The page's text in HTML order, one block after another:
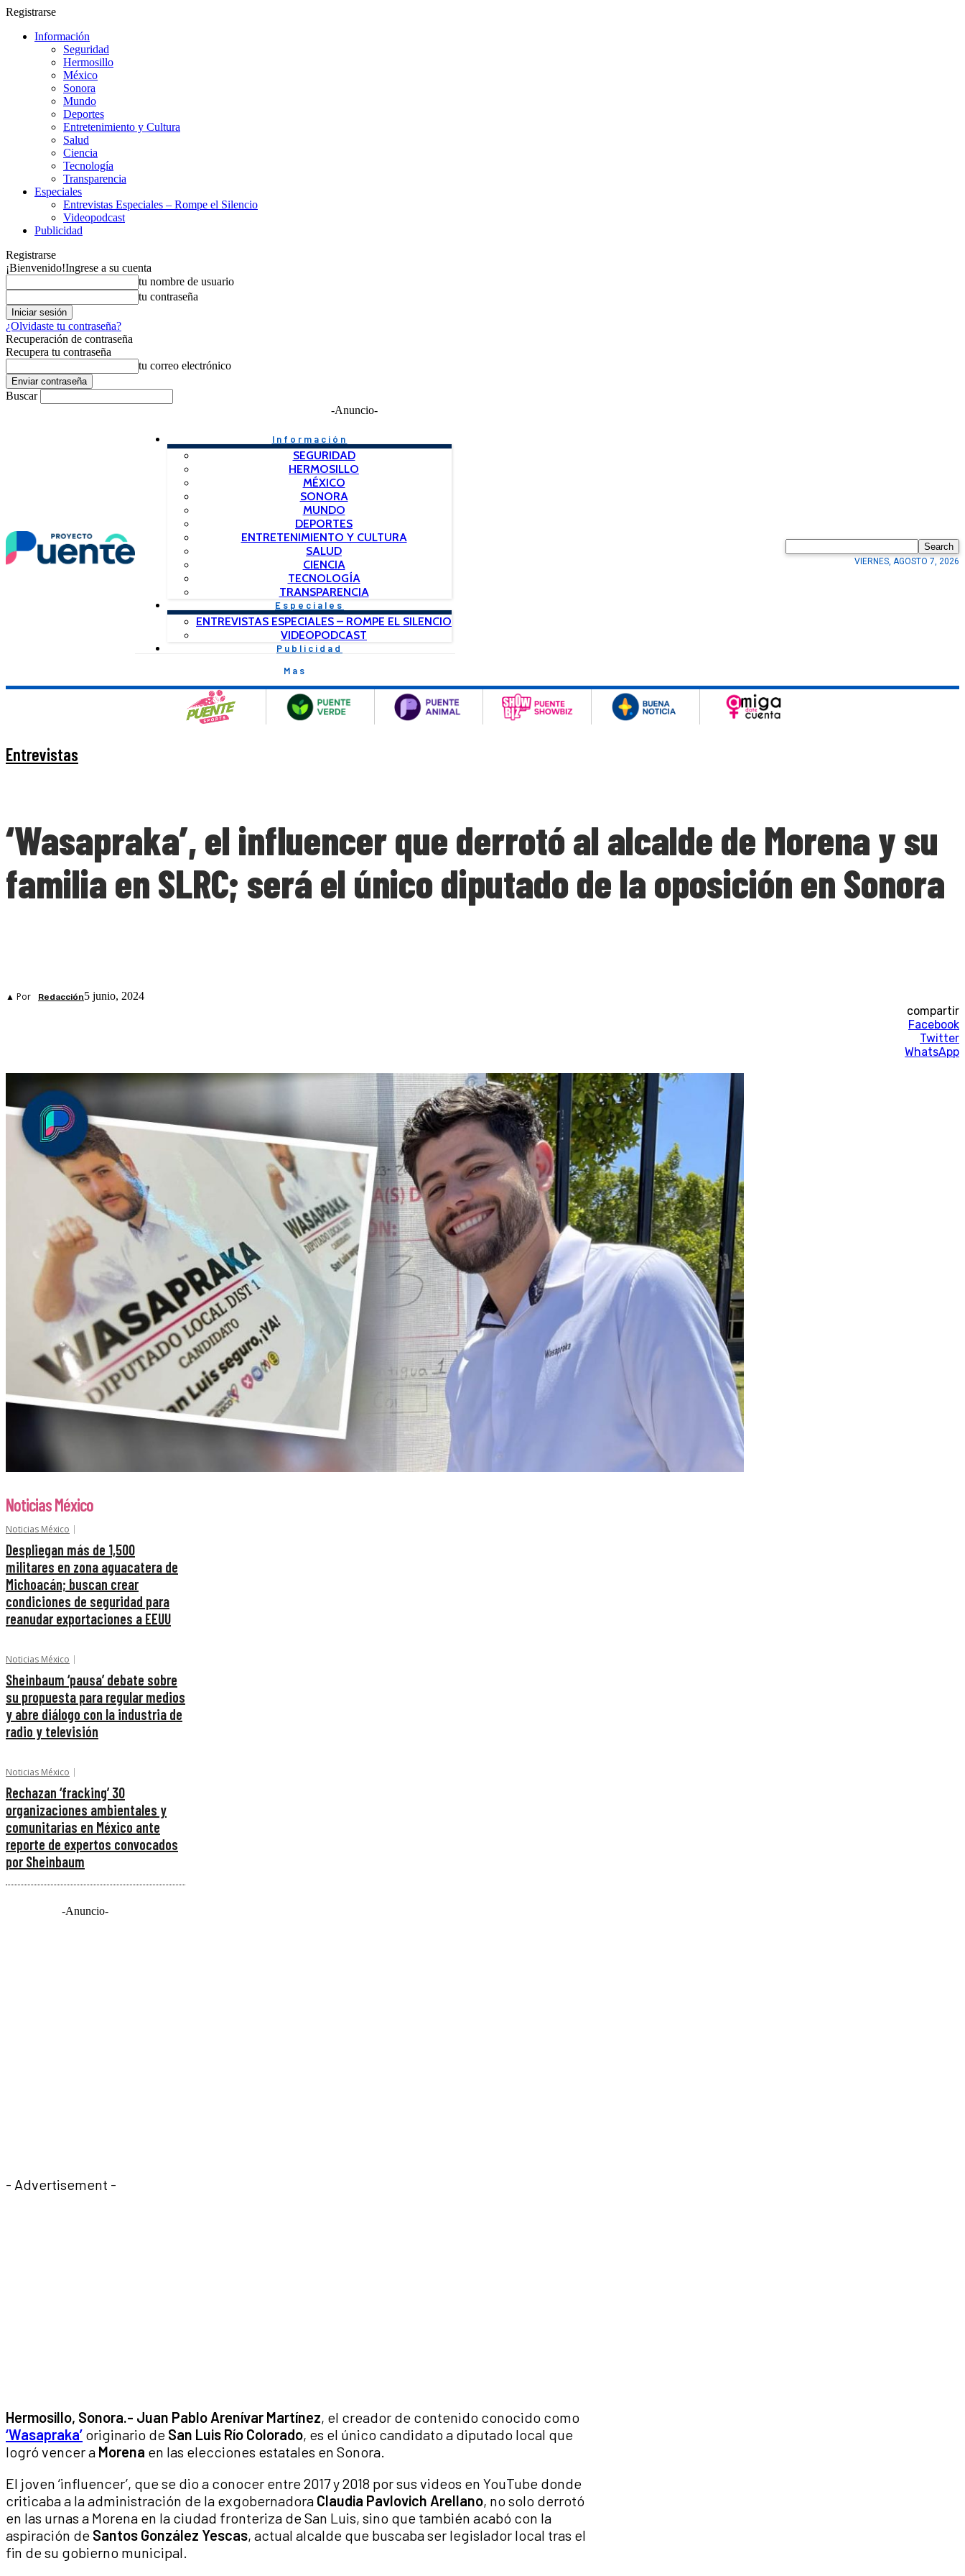
Registrarse
Información
Seguridad
Hermosillo
México
Sonora
Mundo
Deportes
Entretenimiento y Cultura
Salud
Ciencia
Tecnología
Transparencia
Especiales
Entrevistas Especiales – Rompe el Silencio
Videopodcast
Publicidad
Registrarse
¡Bienvenido!Ingrese a su cuenta
tu nombre de usuario
tu contraseña
¿Olvidaste tu contraseña?
Recuperación de contraseña
Recupera tu contraseña
tu correo electrónico
Buscar
-Anuncio-
Información
SEGURIDAD
HERMOSILLO
MÉXICO
SONORA
MUNDO
DEPORTES
ENTRETENIMIENTO Y CULTURA
SALUD
CIENCIA
TECNOLOGÍA
TRANSPARENCIA
Especiales
ENTREVISTAS ESPECIALES – ROMPE EL SILENCIO
VIDEOPODCAST
Publicidad
Mas
Search
VIERNES, AGOSTO 7, 2026
Entrevistas
‘Wasapraka’, el influencer que derrotó al alcalde de Morena y su
familia en SLRC; será el único diputado de la oposición en Sonora
▲ Por Redacción5 junio, 2024
compartir
Facebook
Twitter
WhatsApp
Noticias México
Noticias México
Despliegan más de 1,500
militares en zona aguacatera de
Michoacán; buscan crear
condiciones de seguridad para
reanudar exportaciones a EEUU
Noticias México
Sheinbaum ‘pausa’ debate sobre
su propuesta para regular medios
y abre diálogo con la industria de
radio y televisión
Noticias México
Rechazan ‘fracking’ 30
organizaciones ambientales y
comunitarias en México ante
reporte de expertos convocados
por Sheinbaum
-Anuncio-
- Advertisement -
Hermosillo, Sonora.- Juan Pablo Arenívar Martínez, el creador de contenido conocido como
‘Wasapraka’ originario de San Luis Río Colorado, es el único candidato a diputado local que
logró vencer a Morena en las elecciones estatales en Sonora.
El joven ‘influencer’, que se dio a conocer entre 2017 y 2018 por sus videos en YouTube donde
criticaba a la administración de la exgobernadora Claudia Pavlovich Arellano, no solo derrotó
en las urnas a Morena en la ciudad fronteriza de San Luis, sino que también acabó con la
aspiración de Santos González Yescas, actual alcalde que buscaba ser legislador local tras el
fin de su gobierno municipal.